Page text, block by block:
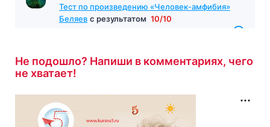
Тест по произведению «Человек-амфибия»
Беляев с результатом 10/10
Не подошло? Напиши в комментариях, чего
не хватает!